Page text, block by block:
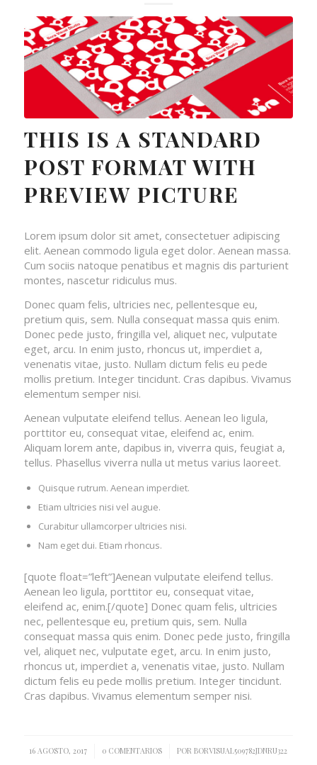
THIS IS A STANDARD
POST FORMAT WITH
PREVIEW PICTURE
Lorem ipsum dolor sit amet, consectetuer adipiscing
elit. Aenean commodo ligula eget dolor. Aenean massa.
Cum sociis natoque penatibus et magnis dis parturient
montes, nascetur ridiculus mus.
Donec quam felis, ultricies nec, pellentesque eu,
pretium quis, sem. Nulla consequat massa quis enim.
Donec pede justo, fringilla vel, aliquet nec, vulputate
eget, arcu. In enim justo, rhoncus ut, imperdiet a,
venenatis vitae, justo. Nullam dictum felis eu pede
mollis pretium. Integer tincidunt. Cras dapibus. Vivamus
elementum semper nisi.
Aenean vulputate eleifend tellus. Aenean leo ligula,
porttitor eu, consequat vitae, eleifend ac, enim.
Aliquam lorem ante, dapibus in, viverra quis, feugiat a,
tellus. Phasellus viverra nulla ut metus varius laoreet.
Quisque rutrum. Aenean imperdiet.
Etiam ultricies nisi vel augue.
Curabitur ullamcorper ultricies nisi.
Nam eget dui. Etiam rhoncus.
[quote float=”left”]Aenean vulputate eleifend tellus.
Aenean leo ligula, porttitor eu, consequat vitae,
eleifend ac, enim.[/quote] Donec quam felis, ultricies
nec, pellentesque eu, pretium quis, sem. Nulla
consequat massa quis enim. Donec pede justo, fringilla
vel, aliquet nec, vulputate eget, arcu. In enim justo,
rhoncus ut, imperdiet a, venenatis vitae, justo. Nullam
dictum felis eu pede mollis pretium. Integer tincidunt.
Cras dapibus. Vivamus elementum semper nisi.
16 AGOSTO, 2017
/ 0 COMENTARIOS
/ PORBORVISUAL509782JDNRU322